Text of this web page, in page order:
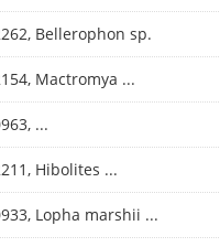
Bellerophon sp.
Mactromya ...
...
Hibolites ...
Lopha marshii ...